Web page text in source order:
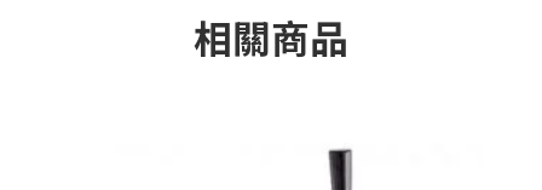
相關商品